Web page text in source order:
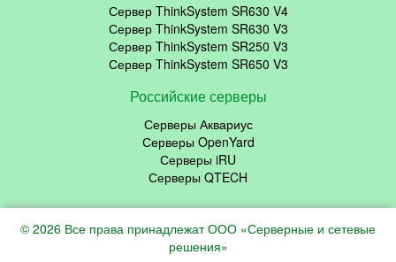
Сервер ThinkSystem SR630 V4
Сервер ThinkSystem SR630 V3
Сервер ThinkSystem SR250 V3
Сервер ThinkSystem SR650 V3
Российские серверы
Серверы Аквариус
Серверы OpenYard
Серверы iRU
Серверы QTECH
© 2026 Все права принадлежат ООО «Серверные и сетевые
решения»